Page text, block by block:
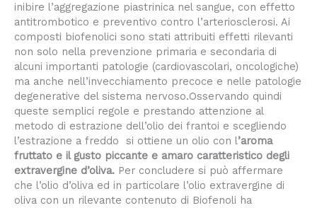
inibire l’aggregazione piastrinica nel sangue, con effetto
antitrombotico e preventivo contro l’arteriosclerosi. Ai
composti biofenolici sono stati attribuiti effetti rilevanti
non solo nella prevenzione primaria e secondaria di
alcuni importanti patologie (cardiovascolari, oncologiche)
ma anche nell’invecchiamento precoce e nelle patologie
degenerative del sistema nervoso.Osservando quindi
queste semplici regole e prestando attenzione al
metodo di estrazione dell’olio dei frantoi e scegliendo
l’estrazione a freddo si ottiene un olio con l’aroma
fruttato e il gusto piccante e amaro caratteristico degli
extravergine d’oliva. Per concludere si può affermare
che l’olio d’oliva ed in particolare l’olio extravergine di
oliva con un rilevante contenuto di Biofenoli ha